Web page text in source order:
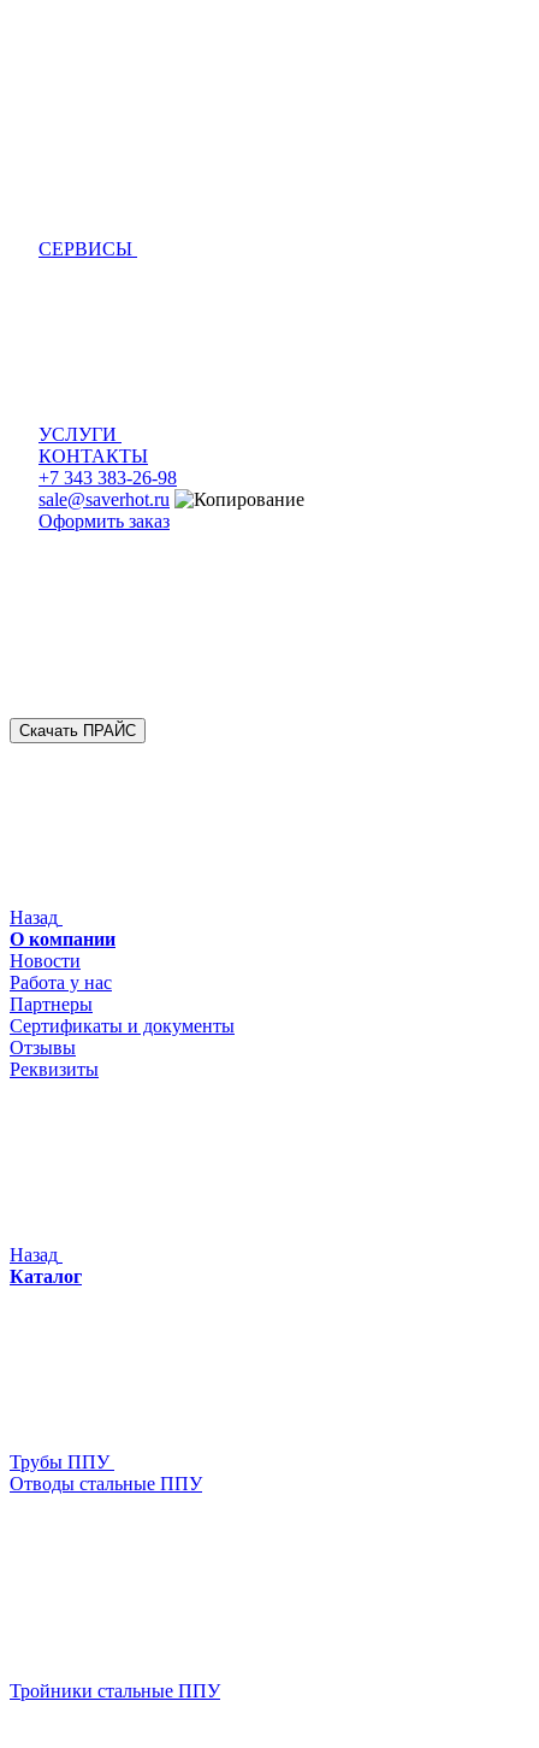
СЕРВИСЫ
УСЛУГИ
КОНТАКТЫ
+7 343 383-26-98
sale@saverhot.ru
Оформить заказ
Скачать ПРАЙС
Назад
О компании
Новости
Работа у нас
Партнеры
Сертификаты и документы
Отзывы
Реквизиты
Назад
Каталог
Трубы ППУ
Отводы стальные ППУ
Тройники стальные ППУ